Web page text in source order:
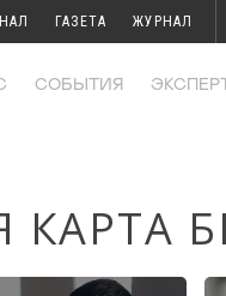
ГАЗЕТА ЖУРНАЛ
СОБЫТИЯ